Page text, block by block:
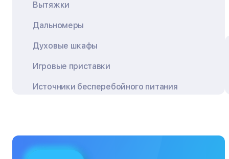
Вытяжки
Дальномеры
Духовые шкафы
Игровые приставки
Источники бесперебойного питания
Кофемашины